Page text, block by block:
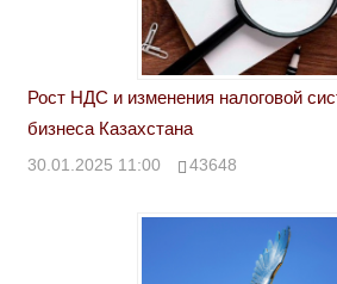
Рост НДС и изменения налоговой
бизнеса Казахстана
30.01.2025 11:00 43648